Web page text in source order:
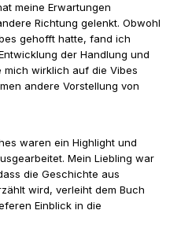
meine Erwartungen
Richtung gelenkt. Obwohl
gehofft hatte, fand ich
der Handlung und
mich wirklich auf die Vibes
andere Vorstellung von
waren ein Highlight und
Mein Liebling war
die Geschichte aus
wird, verleiht dem Buch
Einblick in die